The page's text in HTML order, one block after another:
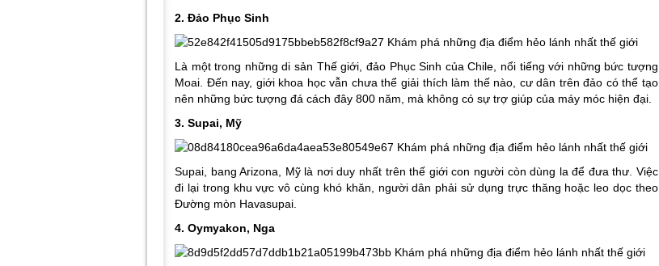
2. Đảo Phục Sinh
Là một trong những di sản Thế giới, đảo Phục Sinh của Chile, nổi tiếng với những bức tượng
Moai. Đến nay, giới khoa học vẫn chưa thể giải thích làm thế nào, cư dân trên đảo có thể tạo
nên những bức tượng đá cách đây 800 năm, mà không có sự trợ giúp của máy móc hiện đại.
3. Supai, Mỹ
Supai, bang Arizona, Mỹ là nơi duy nhất trên thế giới con người còn dùng la để đưa thư. Việc
đi lại trong khu vực vô cùng khó khăn, người dân phải sử dụng trực thăng hoặc leo dọc theo
Đường mòn Havasupai.
4. Oymyakon, Nga